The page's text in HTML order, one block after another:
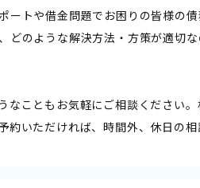
ートや借金問題でお困りの皆様の
どのような解決方法・方策が適切
なこともお気軽にご相談ください
約いただければ、時間外、休日の相